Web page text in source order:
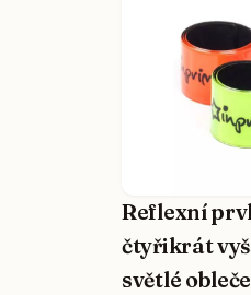
Reflexní
čtyřikrát
světlé